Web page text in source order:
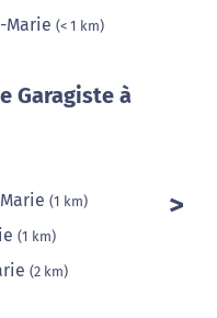
Marie (< 1 km)
Garagiste à
(1 km)
(1 km)
(2 km)